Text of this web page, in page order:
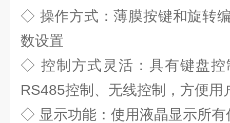
◇ 操作方式：薄膜按键和旋转
数设置
◇ 控制方式灵活：具有键盘控
RS485控制、无线控制，方便用
◇ 显示功能：使用液晶显示所有